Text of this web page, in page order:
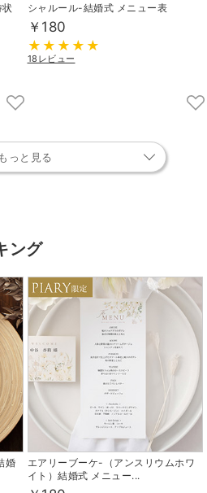
状
シャルール-結婚式 メニュー表
￥180
18レビュー
もっと見る
ング
婚
エアリーブーケ-（アンスリウムホワ
イト）結婚式 メニュー...